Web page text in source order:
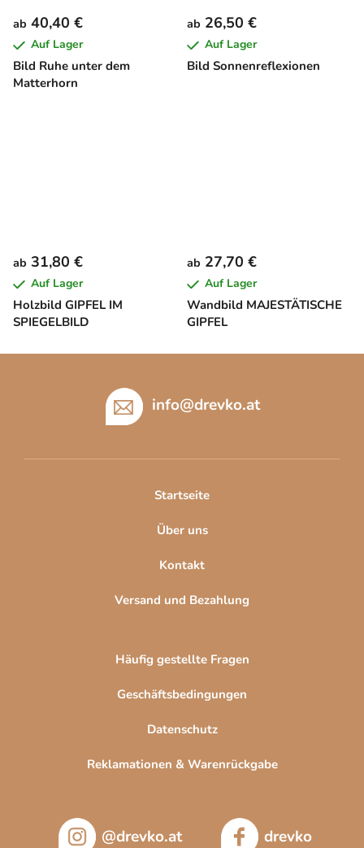
Bild Ruhe unter dem
Matterhorn
ab 40,40 €
Auf Lager
Bild Sonnenreflexionen
ab 26,50 €
Auf Lager
Holzbild GIPFEL IM
SPIEGELBILD
ab 31,80 €
Auf Lager
Wandbild MAJESTÄTISCHE
GIPFEL
ab 27,70 €
Auf Lager
info@drevko.at
Startseite
Über uns
Kontakt
Versand und Bezahlung
Häufig gestellte Fragen
Geschäftsbedingungen
Datenschutz
Reklamationen & Warenrückgabe
@drevko.at drevko